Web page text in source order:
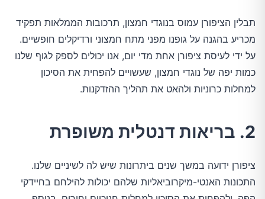
תבלין הציפורן עמוס בנוגדי חמצון, תרכובות הממלאות תפקיד
מכריע בהגנה על גופנו מפני מתח חמצוני ורדיקלים חופשיים.
על ידי לעיסת ציפורן אחת מדי יום, אנו יכולים לספק לגוף שלנו
כמות יפה של נוגדי חמצון, שעשויים להפחית את הסיכון
למחלות כרוניות ולהאט את תהליך ההזדקנות.
2. בריאות דנטלית משופרת
ציפורן ידועה במשך שנים ביתרונות שיש לה לשיניים שלנו.
התכונות האנטי-מיקרוביאליות שלהם יכולות להילחם בחיידקי